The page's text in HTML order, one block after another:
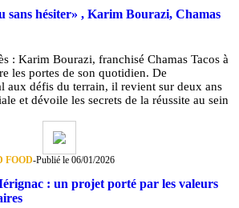
sans hésiter» , Karim Bourazi, Chamas
: Karim Bourazi, franchisé Chamas Tacos à
les portes de son quotidien. De
aux défis du terrain, il revient sur deux ans
et dévoile les secrets de la réussite au sein
FOOD-Publié le 06/01/2026
: un projet porté par les valeurs